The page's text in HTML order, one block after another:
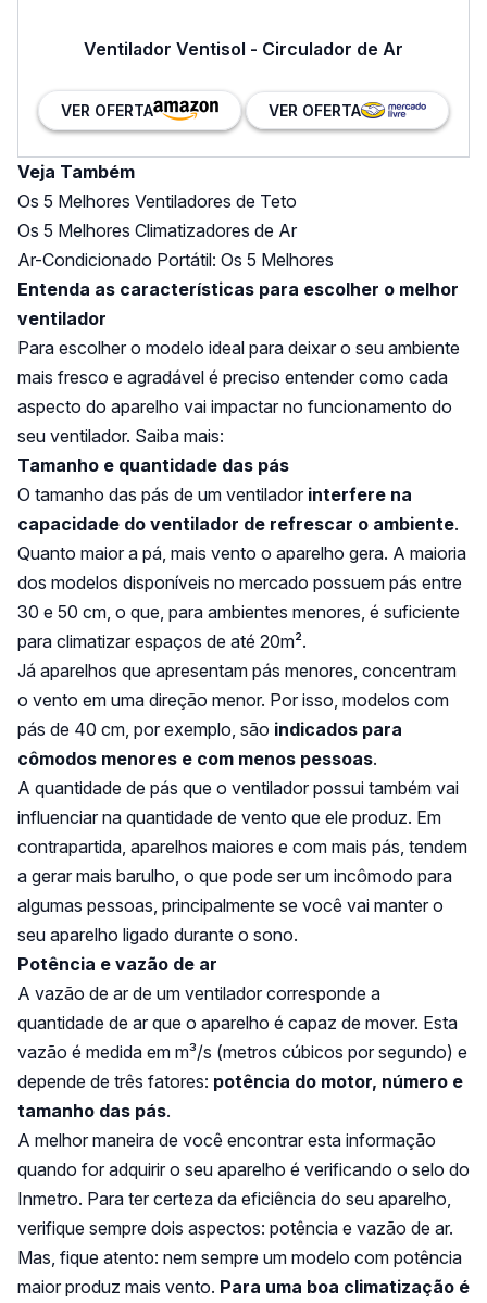
Ventilador Ventisol - Circulador de Ar
VER OFERTA VER OFERTA
Veja Também
Os 5 Melhores Ventiladores de Teto
Os 5 Melhores Climatizadores de Ar
Ar-Condicionado Portátil: Os 5 Melhores
Entenda as características para escolher o melhor
ventilador
Para escolher o modelo ideal para deixar o seu ambiente
mais fresco e agradável é preciso entender como cada
aspecto do aparelho vai impactar no funcionamento do
seu ventilador. Saiba mais:
Tamanho e quantidade das pás
O tamanho das pás de um ventilador interfere na
capacidade do ventilador de refrescar o ambiente.
Quanto maior a pá, mais vento o aparelho gera. A maioria
dos modelos disponíveis no mercado possuem pás entre
30 e 50 cm, o que, para ambientes menores, é suficiente
para climatizar espaços de até 20m².
Já aparelhos que apresentam pás menores, concentram
o vento em uma direção menor. Por isso, modelos com
pás de 40 cm, por exemplo, são indicados para
cômodos menores e com menos pessoas.
A quantidade de pás que o ventilador possui também vai
influenciar na quantidade de vento que ele produz. Em
contrapartida, aparelhos maiores e com mais pás, tendem
a gerar mais barulho, o que pode ser um incômodo para
algumas pessoas, principalmente se você vai manter o
seu aparelho ligado durante o sono.
Potência e vazão de ar
A vazão de ar de um ventilador corresponde a
quantidade de ar que o aparelho é capaz de mover. Esta
vazão é medida em m³/s (metros cúbicos por segundo) e
depende de três fatores: potência do motor, número e
tamanho das pás.
A melhor maneira de você encontrar esta informação
quando for adquirir o seu aparelho é verificando o selo do
Inmetro. Para ter certeza da eficiência do seu aparelho,
verifique sempre dois aspectos: potência e vazão de ar.
Mas, fique atento: nem sempre um modelo com potência
maior produz mais vento. Para uma boa climatização é